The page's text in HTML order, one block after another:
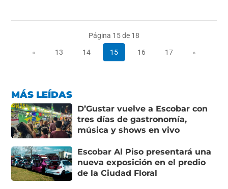
Página 15 de 18
« 13 14 15 16 17 »
MÁS LEÍDAS
D’Gustar vuelve a Escobar con
tres días de gastronomía,
música y shows en vivo
Escobar Al Piso presentará una
nueva exposición en el predio
de la Ciudad Floral